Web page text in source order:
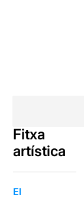
Fitxa
artística
El